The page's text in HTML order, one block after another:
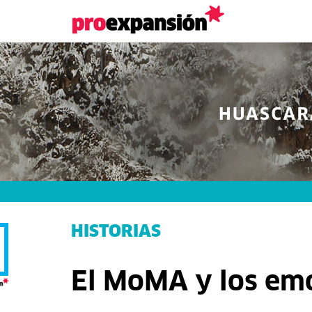
HISTORIAS
El MoMA y los